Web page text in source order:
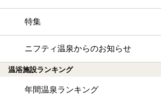
特集
ニフティ温泉からのお知らせ
温浴施設ランキング
年間温泉ランキング